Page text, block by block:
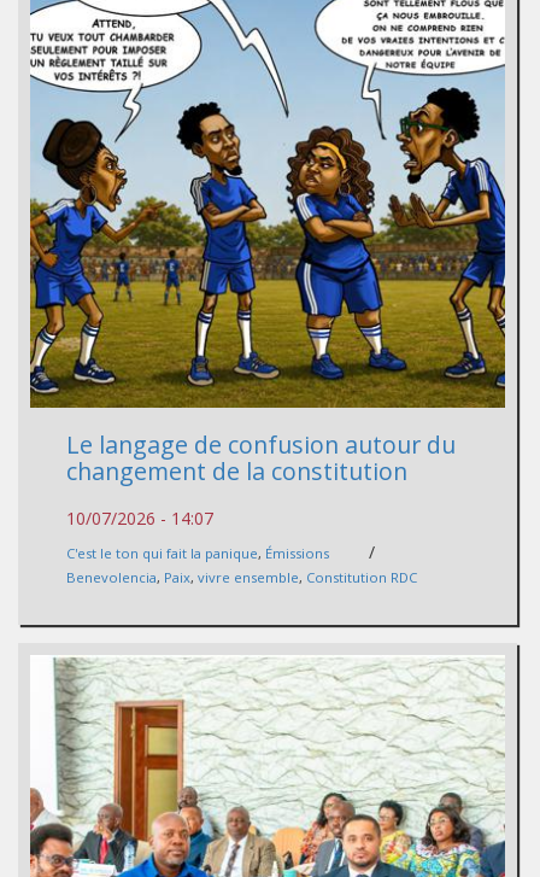
Le langage de confusion autour du
changement de la constitution
10/07/2026 - 14:07
C'est le ton qui fait la panique, Émissions /
Benevolencia, Paix, vivre ensemble, Constitution RDC